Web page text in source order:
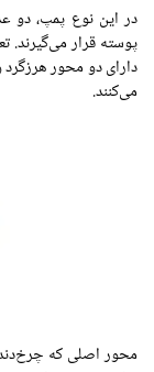
در این نوع پمپ، دو
پوسته قرار می‌گیرند.
دارای دو محور
می‌کنند.
محور اصلی که